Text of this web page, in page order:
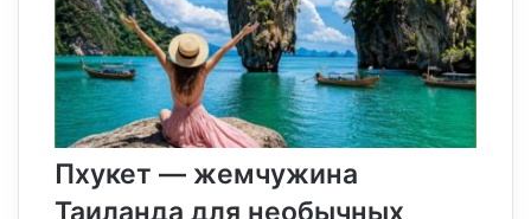
Пхукет — жемчужина
Таиланда для необычных